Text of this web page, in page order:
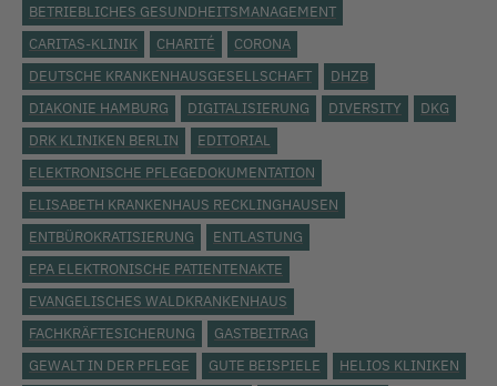
BETRIEBLICHES GESUNDHEITSMANAGEMENT
CARITAS-KLINIK
CHARITÉ
CORONA
DEUTSCHE KRANKENHAUSGESELLSCHAFT
DHZB
DIAKONIE HAMBURG
DIGITALISIERUNG DIVERSITY
DKG
DRK KLINIKEN BERLIN
EDITORIAL
ELEKTRONISCHE PFLEGEDOKUMENTATION
ELISABETH KRANKENHAUS RECKLINGHAUSEN
ENTBÜROKRATISIERUNG
ENTLASTUNG
EPA ELEKTRONISCHE PATIENTENAKTE
EVANGELISCHES WALDKRANKENHAUS
FACHKRÄFTESICHERUNG
GASTBEITRAG
GEWALT IN DER PFLEGE
GUTE BEISPIELE
HELIOS KLINIKEN